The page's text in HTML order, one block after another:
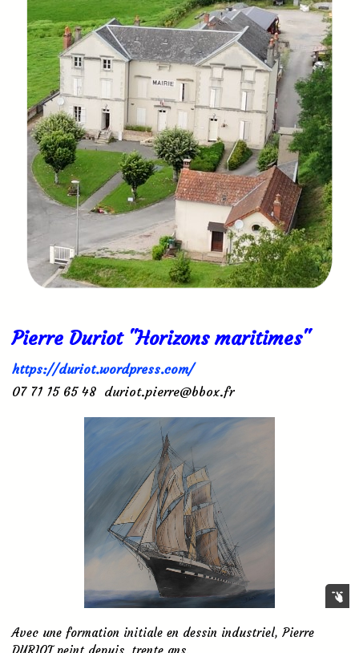
Pierre Duriot "Horizons maritimes"
https://duriot.wordpress.com/
07 71 15 65 48 duriot.pierre@bbox.fr
Avec une formation initiale en dessin industriel, Pierre